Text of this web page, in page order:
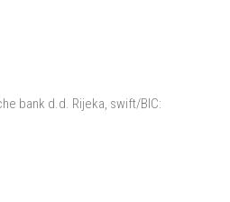
bank d.d. Rijeka, swift/BIC: